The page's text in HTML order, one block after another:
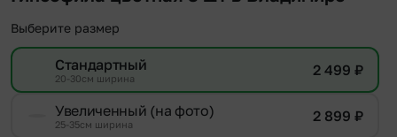
Выберите размер
Стандартный
20-30см ширина 2 499 ₽
Увеличенный (на фото)
25-35см ширина 2 899 ₽